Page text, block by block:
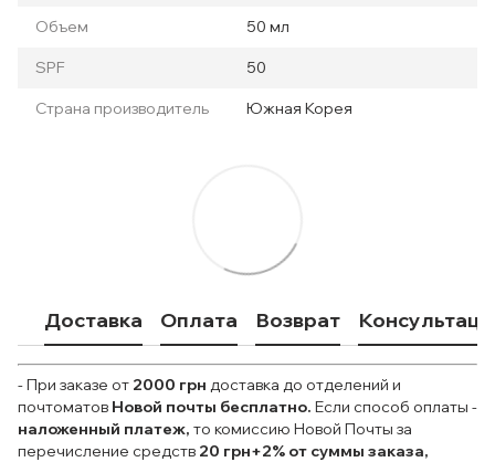
Объем 50 мл
SPF 50
Страна производитель Южная Корея
Доставка Оплата Возврат
- При заказе от 2000 грн доставка до отделений и
почтоматов Новой почты бесплатно. Если способ оплаты -
наложенный платеж, то комиссию Новой Почты за
перечисление средств 20 грн+2% от суммы заказа,